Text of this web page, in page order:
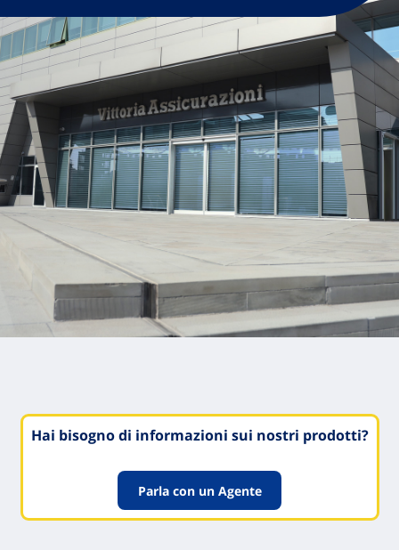
Hai bisogno di informazioni sui nostri prodotti?
Parla con un Agente